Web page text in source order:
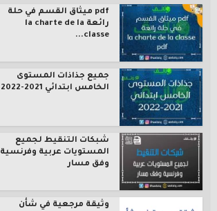
pdf ميثاق القسم في حلة
رائعة la charte de la
classe...
جميع جذاذات المستوى
الخامس ابتدائي 2021-2022
شبكات التنقيط لجميع
المستويات عربية وفرنسية
وفق مسار
وثيقة مرجعية في شأن